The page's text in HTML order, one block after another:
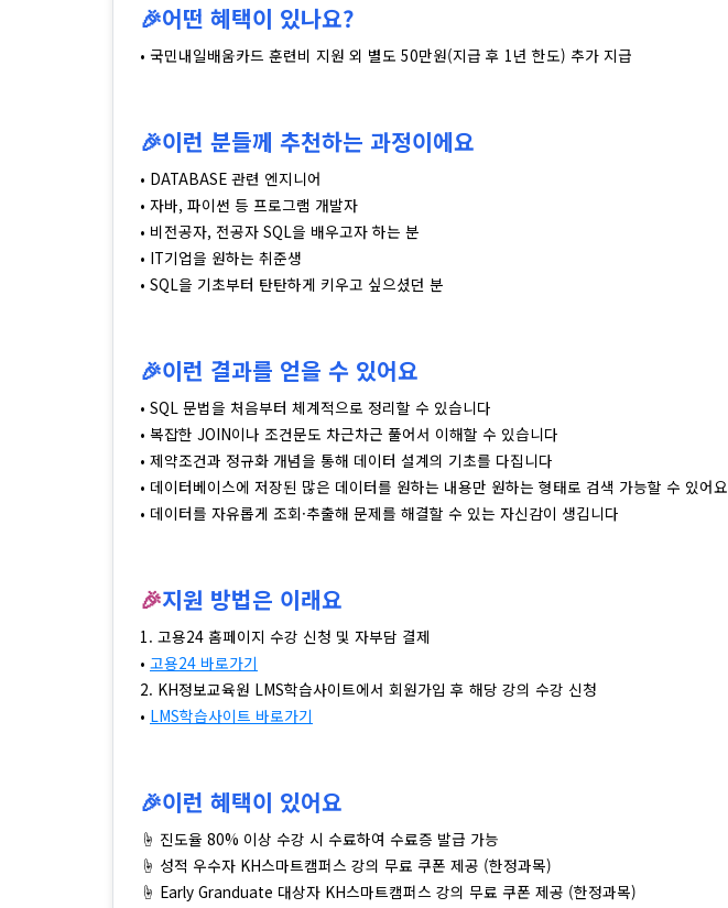
🎉어떤 혜택이 있나요?
• 국민내일배움카드 훈련비 지원 외 별도 50만원(지급 후 1년 한도) 추가 지급
🎉이런 분들께 추천하는 과정이에요
• DATABASE 관련 엔지니어
• 자바, 파이썬 등 프로그램 개발자
• 비전공자, 전공자 SQL을 배우고자 하는 분
• IT기업을 원하는 취준생
• SQL을 기초부터 탄탄하게 키우고 싶으셨던 분
🎉이런 결과를 얻을 수 있어요
• SQL 문법을 처음부터 체계적으로 정리할 수 있습니다
• 복잡한 JOIN이나 조건문도 차근차근 풀어서 이해할 수 있습니다
• 제약조건과 정규화 개념을 통해 데이터 설계의 기초를 다집니다
• 데이터베이스에 저장된 많은 데이터를 원하는 내용만 원하는 형태로 검색 가능할 수 있어요
• 데이터를 자유롭게 조회·추출해 문제를 해결할 수 있는 자신감이 생깁니다
🎉지원 방법은 이래요
1. 고용24 홈페이지 수강 신청 및 자부담 결제
• 고용24 바로가기
2. KH정보교육원 LMS학습사이트에서 회원가입 후 해당 강의 수강 신청
• LMS학습사이트 바로가기
🎉이런 혜택이 있어요
☝ 진도율 80% 이상 수강 시 수료하여 수료증 발급 가능
☝ 성적 우수자 KH스마트캠퍼스 강의 무료 쿠폰 제공 (한정과목)
☝ Early Granduate 대상자 KH스마트캠퍼스 강의 무료 쿠폰 제공 (한정과목)